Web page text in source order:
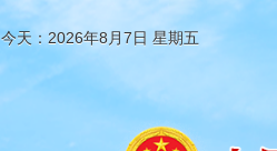
今天：2026年8月7日 星期五